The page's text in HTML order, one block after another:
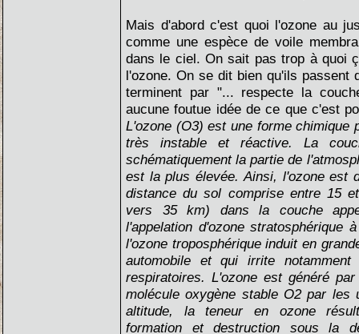
Mais d'abord c'est quoi l'ozone au
comme une espèce de voile
dans le ciel. On sait pas trop à quoi
l'ozone. On se dit bien qu'ils passent
terminent par "... respecte la
aucune foutue idée de ce que c'est
L'ozone (O3) est une forme chimique
très instable et réactive. La
schématiquement la partie de
est la plus élevée. Ainsi, l'ozone est
distance du sol comprise entre 15
vers 35 km) dans la couche
l'appelation d'ozone stratosphérique
l'ozone troposphérique induit en
automobile et qui irrite
respiratoires. L'ozone est généré
molécule oxygène stable O2 par les
altitude, la teneur en ozone
formation et destruction sous la